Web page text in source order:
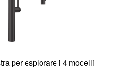
per esplorare i 4 modelli